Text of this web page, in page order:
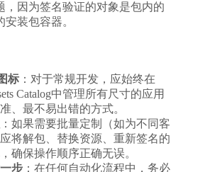
，因为签名验证的对象是包内的
装包容器。
标 ：对于常规开发，应始终在
Catalog中管理所有尺寸的应用
、最不易出错的方式。
：如果需要批量定制（如为不同客
将解包、替换资源、重新签名的
确保操作顺序正确无误。
步 ：在任何自动化流程中，务必